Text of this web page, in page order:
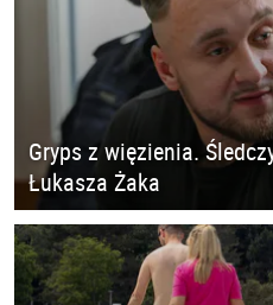
Gryps z więzienia.
Łukasza Żaka